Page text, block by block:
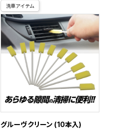
洗車アイテム
グルーヴクリーン (10本入)